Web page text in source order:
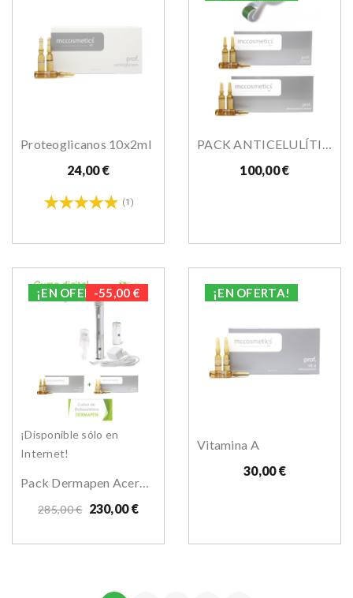
Proteoglicanos 10x2ml
24,00 €
(1)
PACK ANTICELULÍTICO
100,00 €
-55,00 €
¡Disponible sólo en
Internet!
¡EN OFERTA!
PACK
Pack Dermapen Acero+ Puntas+viales+curso Online
285,00 € 230,00 €
¡EN OFERTA!
Vitamina A
30,00 €